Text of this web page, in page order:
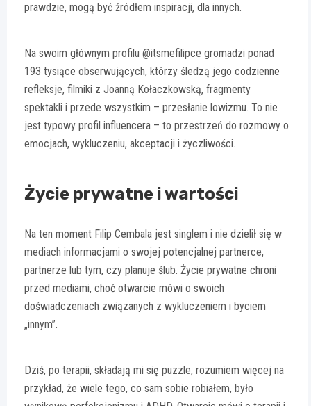
prawdzie, mogą być źródłem inspiracji, dla innych.
Na swoim głównym profilu @itsmefilipce gromadzi ponad
193 tysiące obserwujących, którzy śledzą jego codzienne
refleksje, filmiki z Joanną Kołaczkowską, fragmenty
spektakli i przede wszystkim – przesłanie lowizmu. To nie
jest typowy profil influencera – to przestrzeń do rozmowy o
emocjach, wykluczeniu, akceptacji i życzliwości.
Życie prywatne i wartości
Na ten moment Filip Cembala jest singlem i nie dzielił się w
mediach informacjami o swojej potencjalnej partnerce,
partnerze lub tym, czy planuje ślub. Życie prywatne chroni
przed mediami, choć otwarcie mówi o swoich
doświadczeniach związanych z wykluczeniem i byciem
„innym”.
Dziś, po terapii, składają mi się puzzle, rozumiem więcej na
przykład, że wiele tego, co sam sobie robiałem, było